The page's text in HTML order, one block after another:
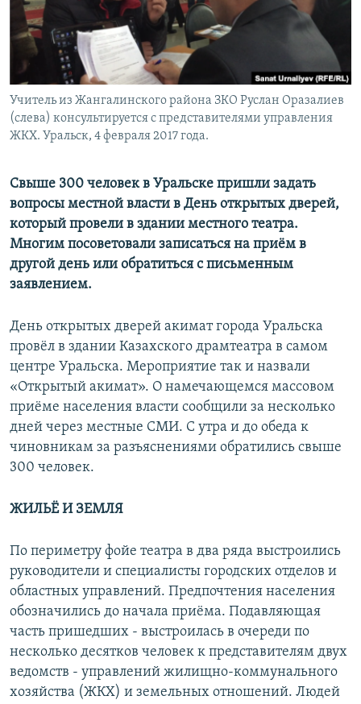
Учитель из Жангалинского района ЗКО Руслан Оразалиев
(слева) консультируется с представителями управления
ЖКХ. Уральск, 4 февраля 2017 года.
Свыше 300 человек в Уральске пришли задать
вопросы местной власти в День открытых дверей,
который провели в здании местного театра.
Многим посоветовали записаться на приём в
другой день или обратиться с письменным
заявлением.
День открытых дверей акимат города Уральска
провёл в здании Казахского драмтеатра в самом
центре Уральска. Мероприятие так и назвали
«Открытый акимат». О намечающемся массовом
приёме населения власти сообщили за несколько
дней через местные СМИ. С утра и до обеда к
чиновникам за разъяснениями обратились свыше
300 человек.
ЖИЛЬЁ И ЗЕМЛЯ
По периметру фойе театра в два ряда выстроились
руководители и специалисты городских отделов и
областных управлений. Предпочтения населения
обозначились до начала приёма. Подавляющая
часть пришедших - выстроилась в очереди по
несколько десятков человек к представителям двух
ведомств - управлений жилищно-коммунального
хозяйства (ЖКХ) и земельных отношений. Людей